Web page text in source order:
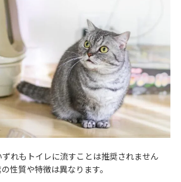
れもトイレに流すことは推奨されません
性質や特徴は異なります。